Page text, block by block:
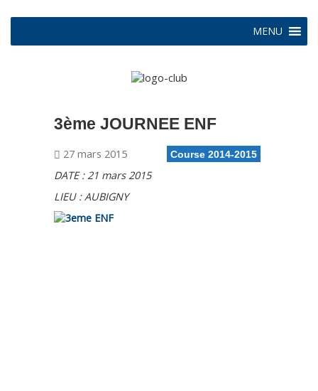
MENU
3ème JOURNEE ENF
27 mars 2015 Course 2014-2015
DATE : 21 mars 2015
LIEU : AUBIGNY